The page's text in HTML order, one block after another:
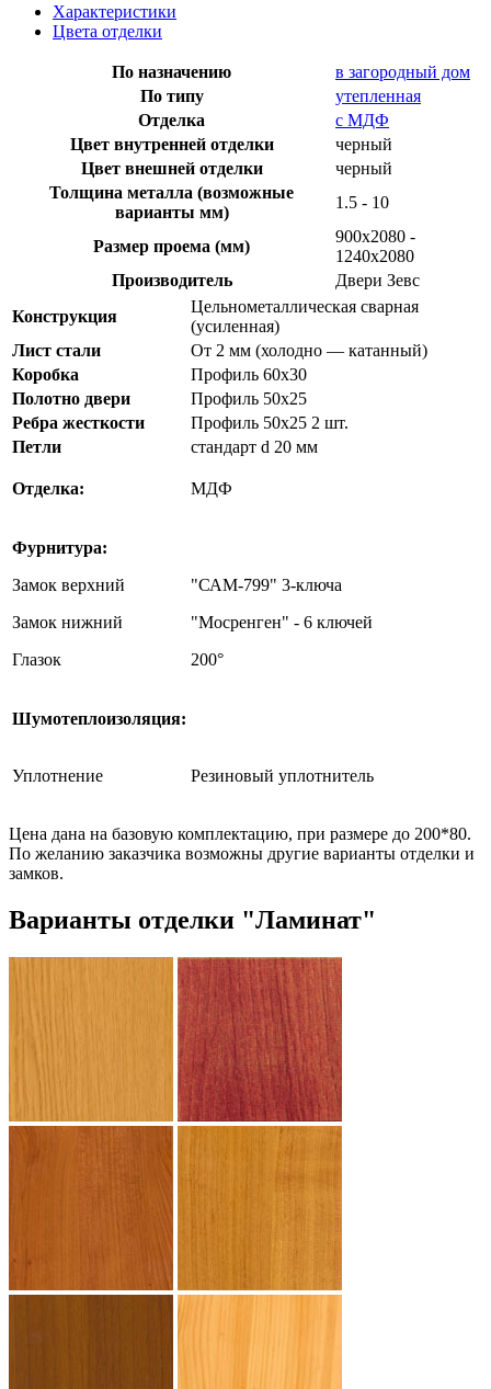
Характеристики
Цвета отделки
По назначению
в загородный дом
По типу
утепленная
Отделка
с МДФ
Цвет внутренней отделки
черный
Цвет внешней отделки
черный
Толщина металла (возможные
варианты мм)
1.5 - 10
Размер проема (мм)
900х2080 -
1240х2080
Производитель
Двери Зевс
Конструкция
Цельнометаллическая сварная
(усиленная)
Лист стали
От 2 мм (холодно — катанный)
Коробка
Профиль 60х30
Полотно двери
Профиль 50х25
Ребра жесткости
Профиль 50х25 2 шт.
Петли
стандарт d 20 мм
Отделка: МДФ
Фурнитура:
Замок верхний
Замок нижний
Глазок
"САМ-799" 3-ключа
"Мосренген" - 6 ключей
200°
Шумотеплоизоляция:
Уплотнение Резиновый уплотнитель
Цена дана на базовую комплектацию, при размере до 200*80.
По желанию заказчика возможны другие варианты отделки и
замков.
Варианты отделки "Ламинат"